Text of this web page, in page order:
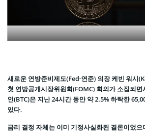
새로운 연방준비제도(Fed·연준) 의장 케빈 워시
첫 연방공개시장위원회(FOMC) 회의가 소집되
인(BTC)은 지난 24시간 동안 약 2.5% 하락한
있다.
금리 결정 자체는 이미 기정사실화된 결론이었